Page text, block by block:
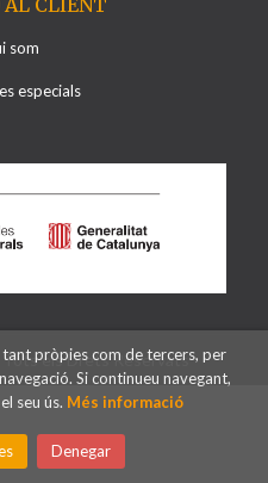
som
especials
Tots els Drets Reservats
pròpies com de tercers, per
Si continueu navegant,
seu ús. Més informació
Denegar